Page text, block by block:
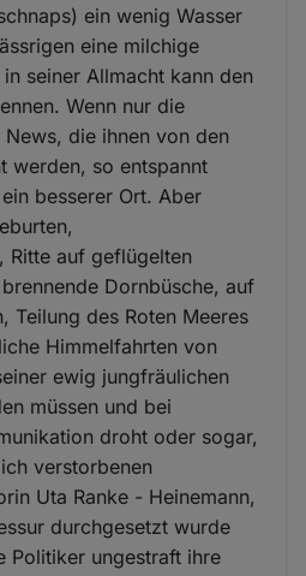
ein wenig Wasser
eine milchige
seiner Allmacht kann den
Wenn nur die
die ihnen von den
werden, so entspannt
besserer Ort. Aber
Ritte auf geflügelten
Dornbüsche, auf
Teilung des Roten Meeres
Himmelfahrten von
ewig jungfräulichen
müssen und bei
droht oder sogar,
verstorbenen
Uta Ranke - Heinemann,
durchgesetzt wurde
Politiker ungestraft ihre